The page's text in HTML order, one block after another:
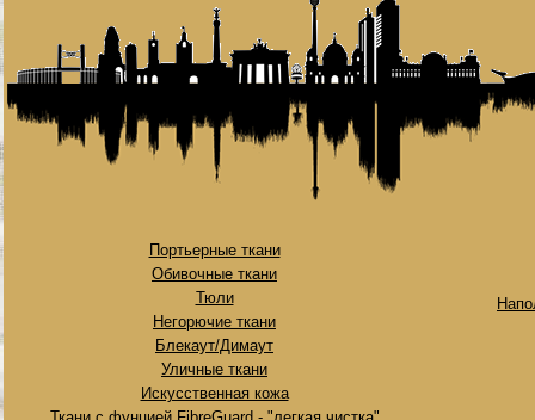
Портьерные ткани
Обивочные ткани
Тюли
Негорючие ткани
Блекаут/Димаут
Уличные ткани
Искусственная кожа